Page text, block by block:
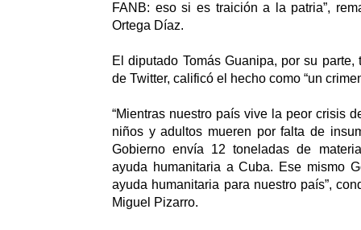
FANB: eso si es traición a la patria”,
Ortega Díaz.
El diputado Tomás Guanipa, por su
de Twitter, calificó el hecho como “un
“Mientras nuestro país vive la peor crisis
niños y adultos mueren por falta de
Gobierno envía 12 toneladas de
ayuda humanitaria a Cuba. Ese mismo
ayuda humanitaria para nuestro país”,
Miguel Pizarro.